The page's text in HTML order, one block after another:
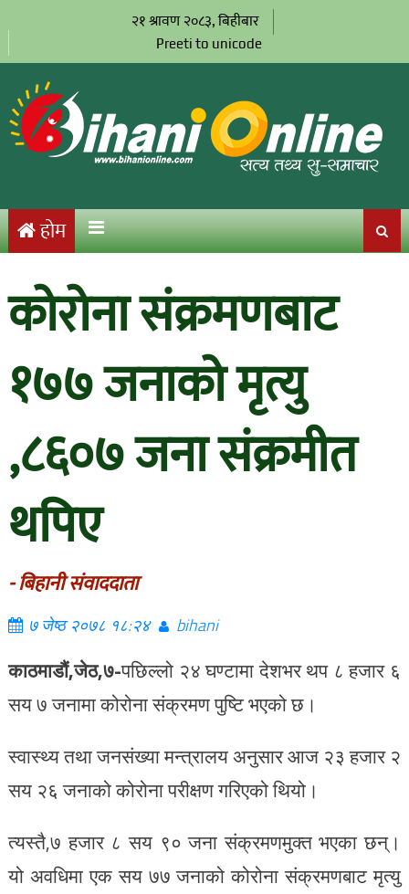
२१ श्रावण २०८३, बिहीबार
Preeti to unicode
होम
कोरोना संक्रमणबाट
१७७ जनाको मृत्यु
,८६०७ जना संक्रमीत
थपिए
- बिहानी संवाददाता
७ जेष्ठ २०७८ १८:२४ bihani
काठमाडौं,जेठ,७-पछिल्लो २४ घण्टामा देशभर थप ८ हजार ६
सय ७ जनामा कोरोना संक्रमण पुष्टि भएको छ।
स्वास्थ्य तथा जनसंख्या मन्त्रालय अनुसार आज २३ हजार २
सय २६ जनाको कोरोना परीक्षण गरिएको थियो।
त्यस्तै,७ हजार ८ सय ९० जना संक्रमणमुक्त भएका छन्।
यो अवधिमा एक सय ७७ जनाको कोरोना संक्रमणबाट मृत्यु